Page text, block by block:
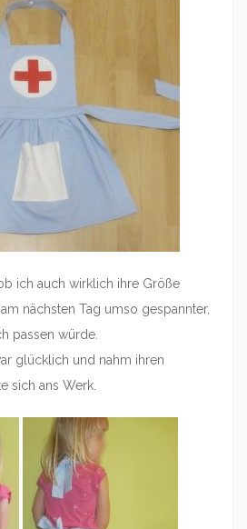
ich auch wirklich ihre Größe
nächsten Tag umso gespannter,
passen würde.
glücklich und nahm ihren
sich ans Werk.